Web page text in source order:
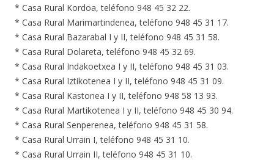
* Casa Rural Kordoa, teléfono 948 45 32 22.
* Casa Rural Marimartindenea, teléfono 948 45 31 17.
* Casa Rural Bazarabal I y II, teléfono 948 45 31 58.
* Casa Rural Dolareta, teléfono 948 45 32 69.
* Casa Rural Indakoetxea I y II, teléfono 948 45 31 03.
* Casa Rural Iztikotenea I y II, teléfono 948 45 31 09.
* Casa Rural Kastonea I y II, teléfono 948 58 13 93.
* Casa Rural Martikotenea I y II, teléfono 948 45 30 94.
* Casa Rural Senperenea, teléfono 948 45 31 58.
* Casa Rural Urrain I, teléfono 948 45 31 10.
* Casa Rural Urrain II, teléfono 948 45 31 10.